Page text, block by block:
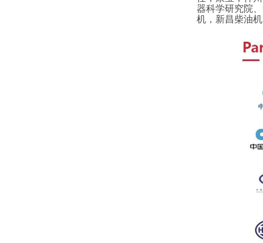
器科学研究院
机，新昌柴油